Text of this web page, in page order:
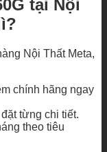
tại Nội
Nội Thất Meta,
chính hãng ngay
từng chi tiết.
theo tiêu